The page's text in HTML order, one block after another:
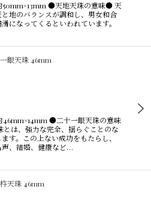
●天地天珠の意味● 天
地のバランスが調和し、男女和合
になってくるといわれています。
眼天珠 46mm
●二十一眼天珠の意味
は、強力な完全、揺らぐことのな
す。この上ない成功をもたらし、
声、結婚、健康など…
天珠 46mm